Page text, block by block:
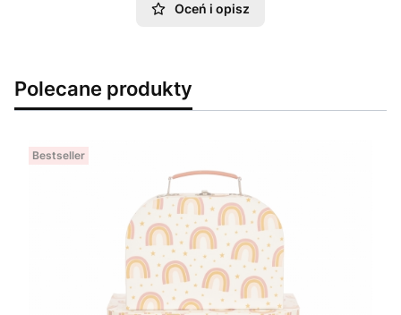
Oceń i opisz
Polecane produkty
Bestseller